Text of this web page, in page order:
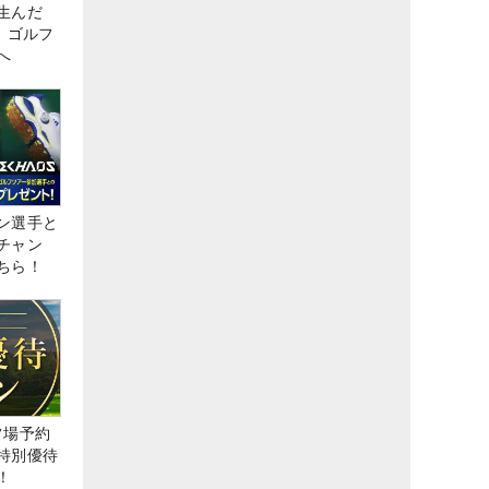
んだ
ゴルフ
選手と
ャン
ら！
予約
別優待